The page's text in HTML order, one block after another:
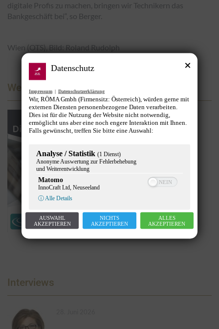
digitale Profis zu machen, bringen wir Technikern das
Bankgeschäft bei“, so Berger.
Wien (OTS), Bild: Roland Rudolph
Werbung
Interviews
Datenschutz
Impressum | Datenschutzerklärung
Wir, RÖMA Gmbh (Firmensitz: Österreich), würden gerne mit
externen Diensten personenbezogene Daten verarbeiten.
Dies ist für die Nutzung der Website nicht notwendig,
ermöglicht uns aber eine noch engere Interaktion mit Ihnen.
Falls gewünscht, treffen Sie bitte eine Auswahl:
Analyse / Statistik (1 Dienst)
Anonyme Auswertung zur Fehlerbehebung
und Weiterentwicklung
Matomo
InnoCraft Ltd, Neuseeland
ⓘ Alle Details
AUSWAHL
AKZEPTIEREN
NICHTS
AKZEPTIEREN
ALLES
AKZEPTIEREN